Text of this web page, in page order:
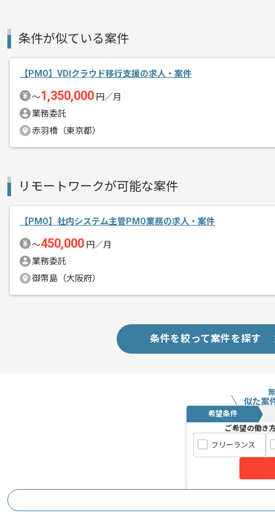
メント
PMOのご経験を活かしたい方にお勧め
条件が似ている案件
【PMO】VDIクラウド移行支援の求人・案件
〜1,350,000 円／月
業務委託
赤羽橋（東京都）
リモートワークが可能な案件
【PMO】社内システム主管PMO業務の求人・案件
〜450,000 円／月
業務委託
御幣島（大阪府）
条件を絞って案件を探す
似た案
希望条件
ご希望の働き
フリーランス